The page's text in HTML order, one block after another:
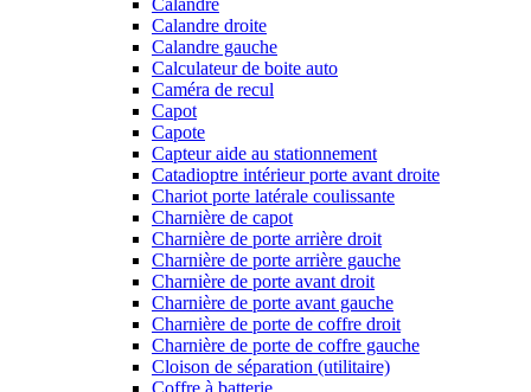
Calandre
Calandre droite
Calandre gauche
Calculateur de boite auto
Caméra de recul
Capot
Capote
Capteur aide au stationnement
Catadioptre intérieur porte avant droite
Chariot porte latérale coulissante
Charnière de capot
Charnière de porte arrière droit
Charnière de porte arrière gauche
Charnière de porte avant droit
Charnière de porte avant gauche
Charnière de porte de coffre droit
Charnière de porte de coffre gauche
Cloison de séparation (utilitaire)
Coffre à batterie